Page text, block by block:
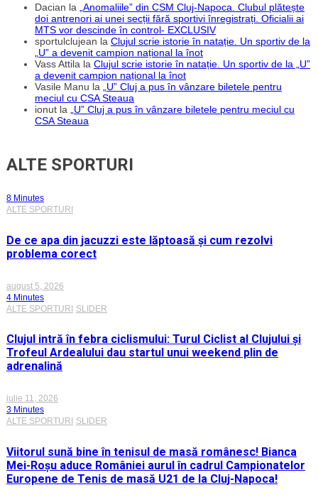
Dacian la „Anomaliile” din CSM Cluj-Napoca. Clubul plătește
doi antrenori ai unei secții fără sportivi înregistrați. Oficialii ai
MTS vor descinde în control- EXCLUSIV
sportulclujean la Clujul scrie istorie în natație. Un sportiv de la
„U” a devenit campion național la înot
Vass Attila la Clujul scrie istorie în natație. Un sportiv de la „U”
a devenit campion național la înot
Vasile Manu la „U” Cluj a pus în vânzare biletele pentru
meciul cu CSA Steaua
ionut la „U” Cluj a pus în vânzare biletele pentru meciul cu
CSA Steaua
ALTE SPORTURI
8 Minutes
ALTE SPORTURI
De ce apa din jacuzzi este lăptoasă și cum rezolvi
problema corect
august 5, 2026
4 Minutes
ALTE SPORTURI SLIDER
Clujul intră în febra ciclismului: Turul Ciclist al Clujului și
Trofeul Ardealului dau startul unui weekend plin de
adrenalină
iulie 11, 2026
3 Minutes
ALTE SPORTURI
SLIDER
Viitorul sună bine în tenisul de masă românesc! Bianca
Mei-Roșu aduce României aurul în cadrul Campionatelor
Europene de Tenis de masă U21 de la Cluj-Napoca!